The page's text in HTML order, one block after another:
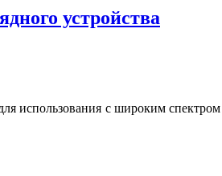
устройства
использования с широким